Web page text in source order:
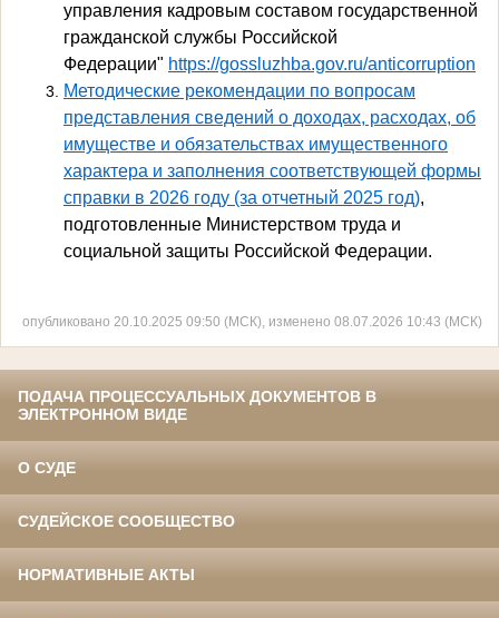
управления кадровым составом государственной
гражданской службы Российской
Федерации" https://gossluzhba.gov.ru/anticorruption
Методические рекомендации по вопросам
представления сведений о доходах, расходах, об
имуществе и обязательствах имущественного
характера и заполнения соответствующей формы
справки в 2026 году (за отчетный 2025 год),
подготовленные Министерством труда и
социальной защиты Российской Федерации.
опубликовано 20.10.2025 09:50 (МСК), изменено 08.07.2026 10:43 (МСК)
ПОДАЧА ПРОЦЕССУАЛЬНЫХ ДОКУМЕНТОВ В
ЭЛЕКТРОННОМ ВИДЕ
О СУДЕ
СУДЕЙСКОЕ СООБЩЕСТВО
НОРМАТИВНЫЕ АКТЫ